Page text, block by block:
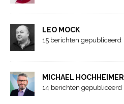
LEO MOCK
15 berichten gepubliceerd
MICHAEL HOCHHEIMER
14 berichten gepubliceerd